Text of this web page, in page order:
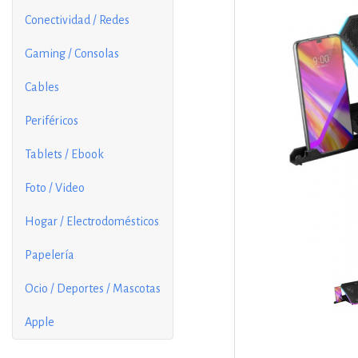
Conectividad / Redes
Gaming / Consolas
Cables
Periféricos
Tablets / Ebook
Foto / Video
Hogar / Electrodomésticos
Papelería
Ocio / Deportes / Mascotas
Apple